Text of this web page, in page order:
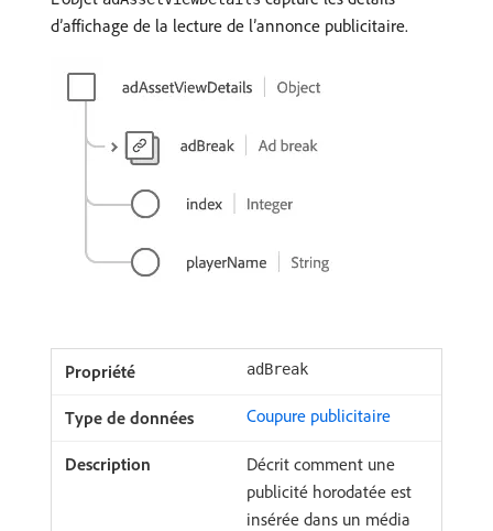
d’affichage de la lecture de l’annonce publicitaire.
adBreak
Coupure publicitaire
Décrit comment une
publicité horodatée est
insérée dans un média